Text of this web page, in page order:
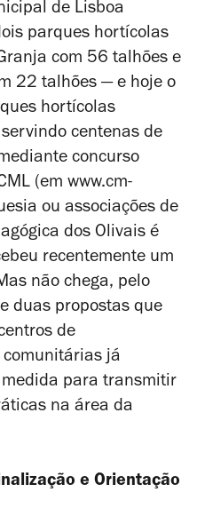
de Lisboa
parques hortícolas
com 56 talhões e
22 talhões — e hoje o
hortícolas
centenas de
concurso
(em www.cm-
ou associações de
dos Olivais é
recentemente um
não chega, pelo
duas propostas que
de
já
para transmitir
na área da
e Orientação